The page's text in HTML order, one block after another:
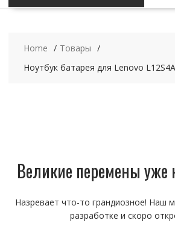
Home
Товары
Ноутбук батарея для Lenovo
Великие перемены уже
Назревает что-то грандиозное! Наш
разработке и скоро